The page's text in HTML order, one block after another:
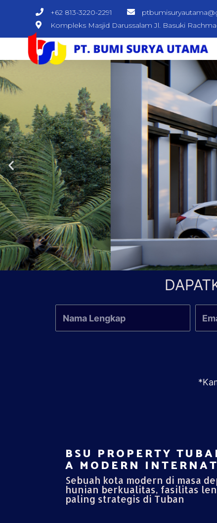
+62 813-3220-2291
Kompleks Masjid Darussalam Jl. Basuki
BSU PROPERTY
A MODERN
Sebuah kota modern di masa
hunian berkualitas, fasilitas
paling strategis di Tuban